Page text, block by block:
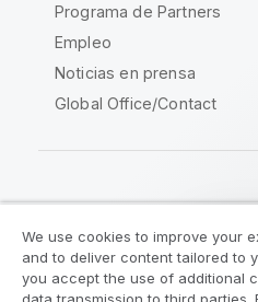
Programa de Partners
Empleo
Noticias en prensa
Global Office/Contact
Acuerdos legales
We use cookies to improve your
and to deliver content tailored to
you accept the use of additional